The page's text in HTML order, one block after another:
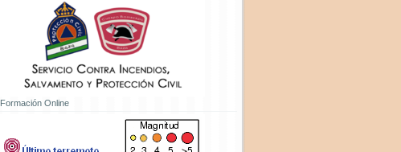
Formación Online